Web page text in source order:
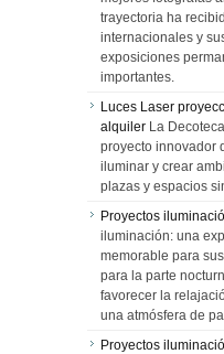
trayectoria ha
internacionales y
exposiciones
importantes.
Luces Laser
alquiler La
proyecto innovador
iluminar y crear
plazas y espacios
Proyectos
iluminación: una
memorable para
para la parte
favorecer la
una atmósfera de
Proyectos